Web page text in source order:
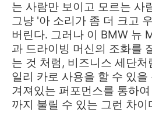
는 사람만 보이고 모르는 사
그냥 '아 소리가 좀 더 크고
버린다. 그러나 이 BMW 뉴
과 드라이빙 머신의 조화를
는 것 처럼, 비즈니스 세단
일리 카로 사용을 할 수 있
겨져있는 퍼포먼스를 통하
까지 불릴 수 있는 그런 차이